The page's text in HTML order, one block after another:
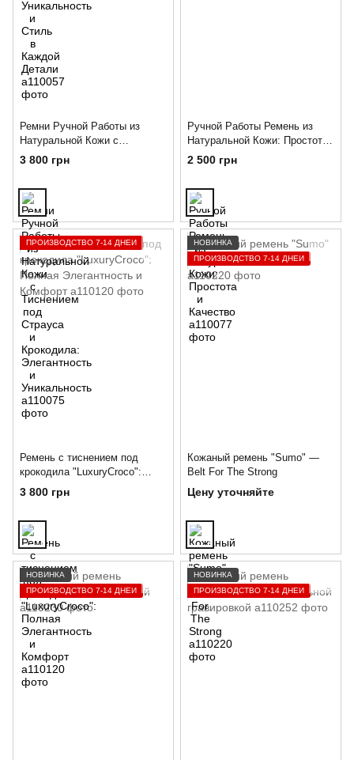
Ремни Ручной Работы из
Натуральной Кожи с
Тиснением под Страуса и
Крокодила: Элегантность и
3 800 грн
Ручной Работы Ремень из
Натуральной Кожи: Простота
и Качество
2 500 грн
ПРОИЗВОДСТВО 7-14 ДНЕЙ
Ремень с тиснением под
крокодила "LuxuryCroco":
Полная Элегантность и
Комфорт
3 800 грн
НОВИНКА
ПРОИЗВОДСТВО 7-14 ДНЕЙ
Кожаный ремень "Sumo" —
Belt For The Strong
Цену уточняйте
НОВИНКА
ПРОИЗВОДСТВО 7-14 ДНЕЙ
НОВИНКА
ПРОИЗВОДСТВО 7-14 ДНЕЙ